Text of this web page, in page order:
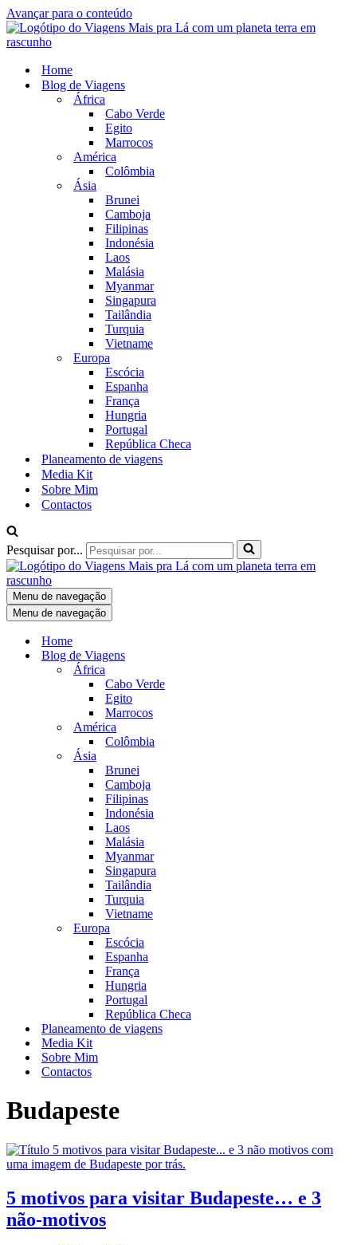
Avançar para o conteúdo
Home
Blog de Viagens
África
Cabo Verde
Egito
Marrocos
América
Colômbia
Ásia
Brunei
Camboja
Filipinas
Indonésia
Laos
Malásia
Myanmar
Singapura
Tailândia
Turquia
Vietname
Europa
Escócia
Espanha
França
Hungria
Portugal
República Checa
Planeamento de viagens
Media Kit
Sobre Mim
Contactos
Pesquisar por...
Menu de navegação
Menu de navegação
Home
Blog de Viagens
África
Cabo Verde
Egito
Marrocos
América
Colômbia
Ásia
Brunei
Camboja
Filipinas
Indonésia
Laos
Malásia
Myanmar
Singapura
Tailândia
Turquia
Vietname
Europa
Escócia
Espanha
França
Hungria
Portugal
República Checa
Planeamento de viagens
Media Kit
Sobre Mim
Contactos
Budapeste
5 motivos para visitar Budapeste… e 3
não-motivos